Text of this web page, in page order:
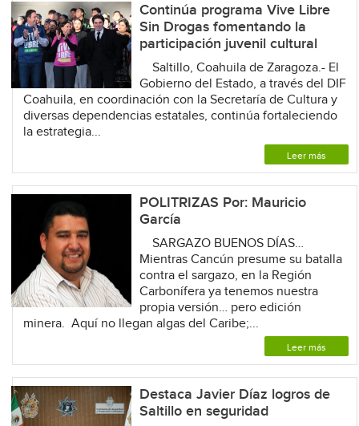
Continúa programa Vive Libre
Sin Drogas fomentando la
participación juvenil cultural
Saltillo, Coahuila de Zaragoza.- El
Gobierno del Estado, a través del DIF
Coahuila, en coordinación con la Secretaría de Cultura y
diversas dependencias estatales, continúa fortaleciendo
la estrategia...
Leer más
POLITRIZAS Por: Mauricio
García
SARGAZO BUENOS DÍAS…
Mientras Cancún presume su batalla
contra el sargazo, en la Región
Carbonífera ya tenemos nuestra
propia versión… pero edición
minera. Aquí no llegan algas del Caribe;...
Leer más
Destaca Javier Díaz logros de
Saltillo en seguridad